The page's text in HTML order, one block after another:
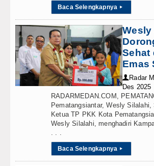
Tipis Atas Aston Villa Laga
Bongkar Penadah Kayu Hutan
Kelola Rumput Laut Nias
Dana BOS TA 2025, Jurnalis
Melalui Hubungan Seksual
Laga Persahabatan di Anfield
Madrid Persahabatan di
Baca Selengkapnya ▸
Wesly
Sehat
Emas
👤 Radar
Des 2025
RADARMEDAN.COM,
Pematangsiantar, Wesly
Ketua TP PKK Kota
Wesly Silalahi, menghadiri
. . .
Baca Selengkapnya ▸